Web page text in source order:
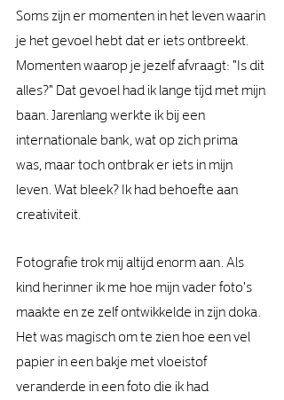
Soms zijn er momenten in het leven waarin
je het gevoel hebt dat er iets ontbreekt.
Momenten waarop je jezelf afvraagt: "Is dit
alles?" Dat gevoel had ik lange tijd met mijn
baan. Jarenlang werkte ik bij een
internationale bank, wat op zich prima
was, maar toch ontbrak er iets in mijn
leven. Wat bleek? Ik had behoefte aan
creativiteit.
Fotografie trok mij altijd enorm aan. Als
kind herinner ik me hoe mijn vader foto's
maakte en ze zelf ontwikkelde in zijn doka.
Het was magisch om te zien hoe een vel
papier in een bakje met vloeistof
veranderde in een foto die ik had